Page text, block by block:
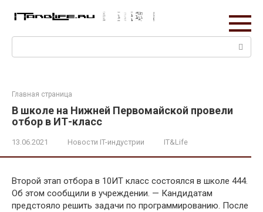
Поиск:
Главная страница
В школе на Нижней Первомайской провели
отбор в ИТ-класс
13.06.2021 Новости IT-индустрии IT&Life
Второй этап отбора в 10ИТ класс состоялся в школе 444.
Об этом сообщили в учреждении. — Кандидатам
предстояло решить задачи по программированию. После